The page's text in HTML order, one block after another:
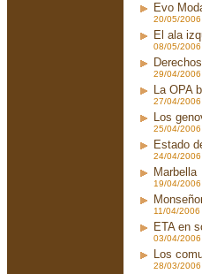
Evo
20/05/
El ala
08/05/
29/04/
La OPA
27/04/
Los
25/04/
Estado
24/04/
Marbella
19/04/
11/04/
ETA en
03/04/
Los
28/03/